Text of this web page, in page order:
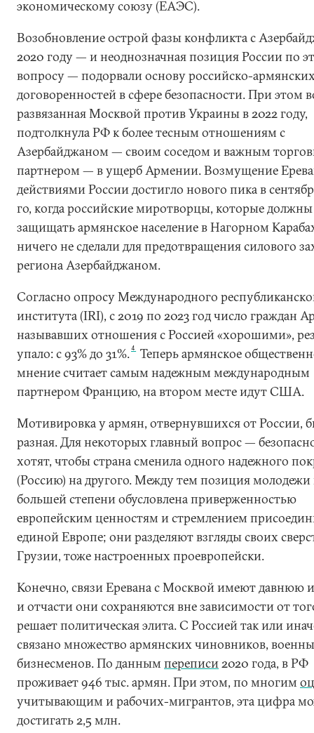
экономическому союзу (ЕАЭС).
Возобновление острой фазы конфликта с
2020 году — и неоднозначная позиция России по
вопросу — подорвали основу российско-
договоренностей в сфере безопасности. При этом
развязанная Москвой против Украины в 2022 году,
подтолкнула РФ к более тесным отношениям с
Азербайджаном — своим соседом и важным
партнером — в ущерб Армении. Возмущение
действиями России достигло нового пика в
го, когда российские миротворцы, которые
защищать армянское население в Нагорном
ничего не сделали для предотвращения силового
региона Азербайджаном.
Согласно опросу Международного
института (IRI), с 2019 по 2023 год число граждан
называвших отношения с Россией «хорошими»,
упало: с 93% до 31%.4
Теперь армянское
мнение считает самым надежным международным
партнером Францию, на втором месте идут США.
Мотивировка у армян, отвернувшихся от России,
разная. Для некоторых главный вопрос —
хотят, чтобы страна сменила одного надежного
(Россию) на другого. Между тем позиция молодежи
большей степени обусловлена приверженностью
европейским ценностям и стремлением
единой Европе; они разделяют взгляды своих
Грузии, тоже настроенных проевропейски.
Конечно, связи Еревана с Москвой имеют давнюю
и отчасти они сохраняются вне зависимости от
решает политическая элита. С Россией так или
связано множество армянских чиновников,
бизнесменов. По данным переписи2020 года, в РФ
проживает 946 тыс. армян. При этом, по многим
учитывающим и рабочих-мигрантов, эта цифра
достигать 2,5 млн.